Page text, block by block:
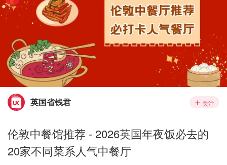
英国省钱君 关注
伦敦中餐馆推荐 - 2026英国年夜饭必去的
20家不同菜系人气中餐厅